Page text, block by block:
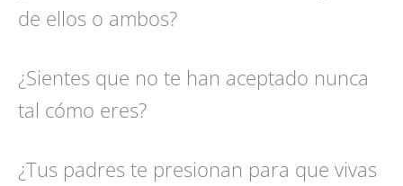
de ellos o ambos?
¿Sientes que no te han aceptado nunca
tal cómo eres?
¿Tus padres te presionan para que vivas